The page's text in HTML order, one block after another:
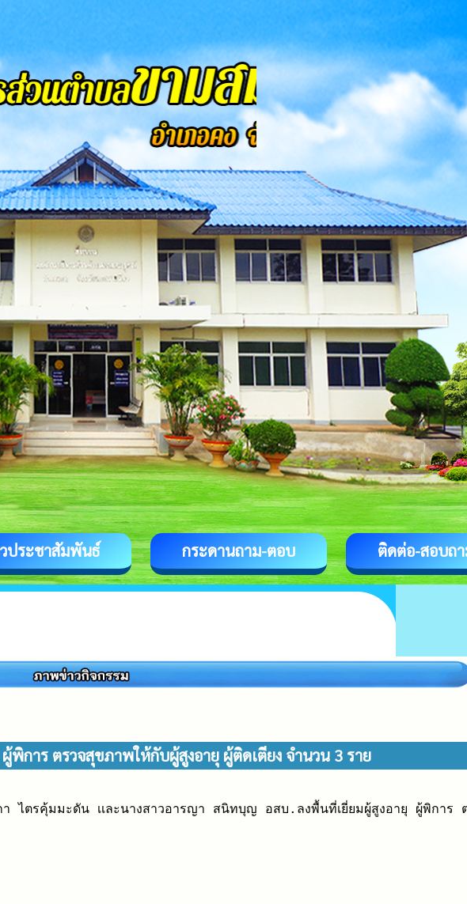
ประชาสัมพันธ์ กระดานถาม-ตอบ ติดต่อ-สอบถ
พิการ ตรวจสุขภาพให้กับผู้สูงอายุ ผู้ติดเตียง จำนวน 3 ราย
ตรคุ้มมะดัน เเละนางสาวอารญา สนิทบุญ อสบ.ลงพื้นที่เยี่ยมผู้สูงอายุ ผู้พิการ